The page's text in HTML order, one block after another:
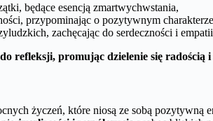
będące esencją zmartwychwstania,
przypominając o pozytywnym
zachęcając do serdeczności i
refleksji, promując dzielenie się radością
życzeń, które niosą ze sobą pozytywną